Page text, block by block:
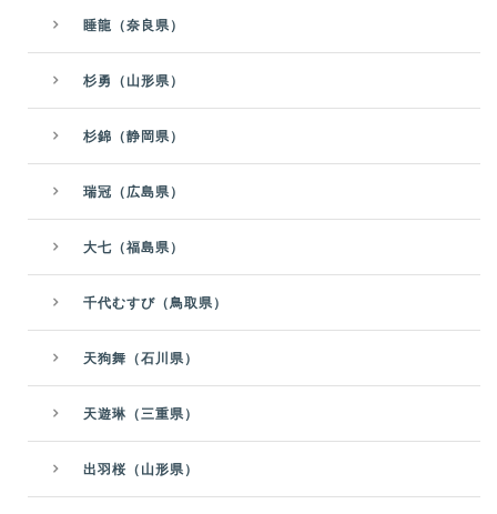
睡龍（奈良県）
杉勇（山形県）
杉錦（静岡県）
瑞冠（広島県）
大七（福島県）
千代むすび（鳥取県）
天狗舞（石川県）
天遊琳（三重県）
出羽桜（山形県）